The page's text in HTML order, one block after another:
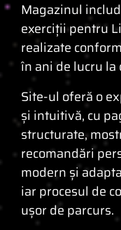
Magazinul
exerciții pentru
realizate
în ani de lucru la
Site-ul oferă o
și intuitivă, cu
structurate,
recomandări
modern și
iar procesul de
ușor de parcurs.